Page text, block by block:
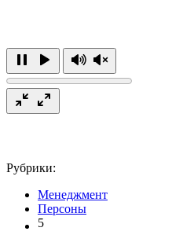
Рубрики:
Менеджмент
Персоны
5